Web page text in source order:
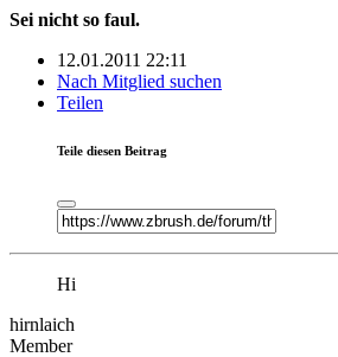
Sei nicht so faul.
12.01.2011 22:11
Nach Mitglied suchen
Teilen
Teile diesen Beitrag
Hi
hirnlaich
Member